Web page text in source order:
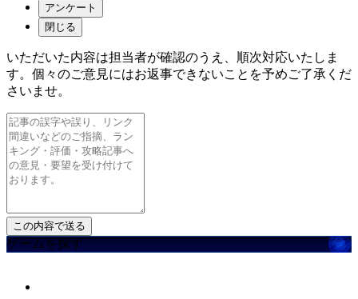
アンケート
閉じる
いただいた内容は担当者が確認のうえ、順次対応いたしま
す。個々のご意見にはお返事できないことを予めご了承くだ
さいませ。
ゲームを探す